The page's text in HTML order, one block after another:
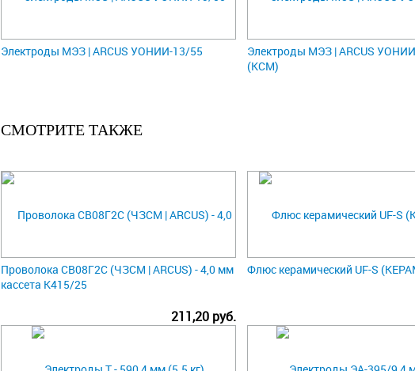
Электроды МЭЗ | ARCUS УОНИИ-13/55
Электроды МЭЗ | ARCUS
(КСМ)
СМОТРИТЕ ТАКЖЕ
Проволока СВ08Г2С (ЧЗСМ | ARCUS) - 4,0 мм
кассета К415/25
211,20 руб.
Флюс керамический UF-S